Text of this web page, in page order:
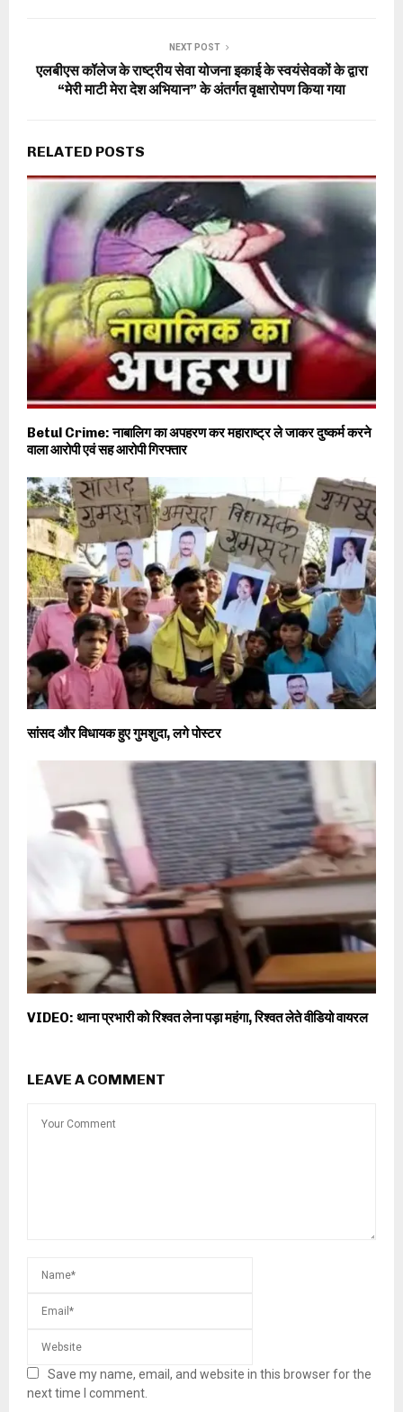
NEXT POST
एलबीएस कॉलेज के राष्ट्रीय सेवा योजना इकाई के स्वयंसेवकों के द्वारा
“मेरी माटी मेरा देश अभियान” के अंतर्गत वृक्षारोपण किया गया
RELATED POSTS
Betul Crime: नाबालिग का अपहरण कर महाराष्ट्र ले जाकर दुष्कर्म करने
वाला आरोपी एवं सह आरोपी गिरफ्तार
सांसद और विधायक हुए गुमशुदा, लगे पोस्टर
VIDEO: थाना प्रभारी को रिश्वत लेना पड़ा महंगा, रिश्वत लेते वीडियो वायरल
LEAVE A COMMENT
Save my name, email, and website in this browser for the
next time I comment.